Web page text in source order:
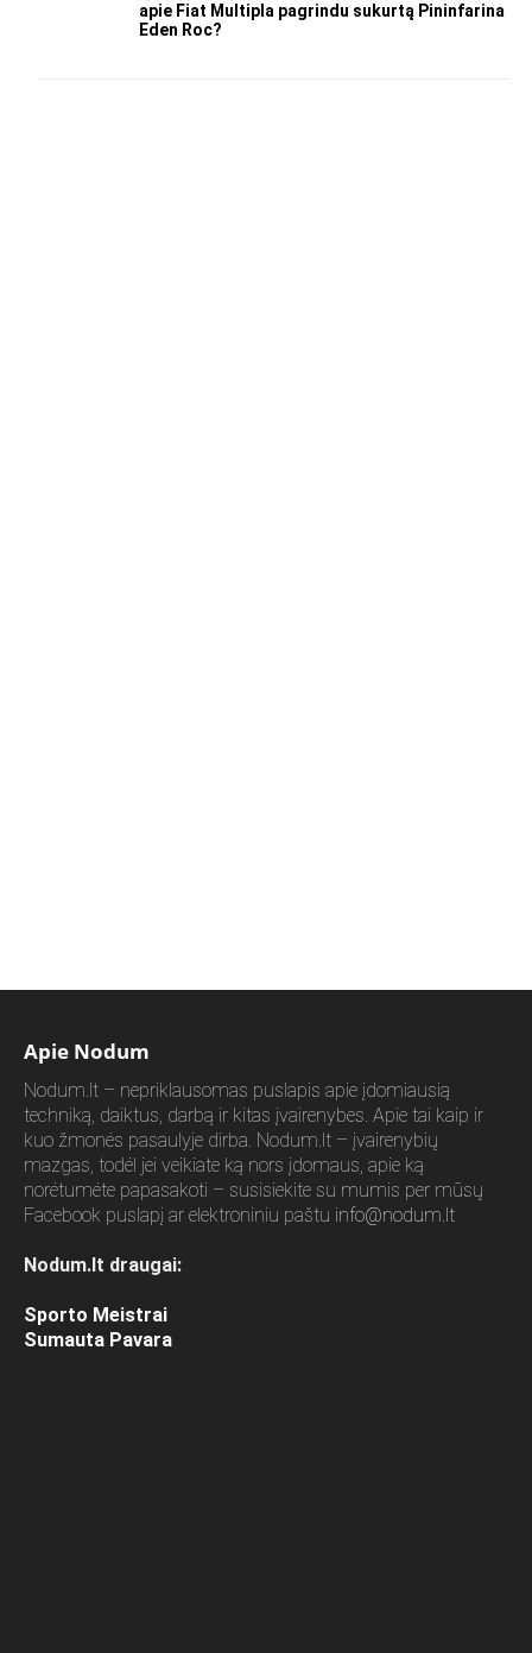
apie Fiat Multipla pagrindu sukurtą Pininfarina
Eden Roc?
Apie Nodum
Nodum.lt – nepriklausomas puslapis apie įdomiausią
techniką, daiktus, darbą ir kitas įvairenybes. Apie tai kaip ir
kuo žmonės pasaulyje dirba. Nodum.lt – įvairenybių
mazgas, todėl jei veikiate ką nors įdomaus, apie ką
norėtumėte papasakoti – susisiekite su mumis per mūsų
Facebook puslapį ar elektroniniu paštu info@nodum.lt
Nodum.lt draugai:
Sporto Meistrai
Sumauta Pavara